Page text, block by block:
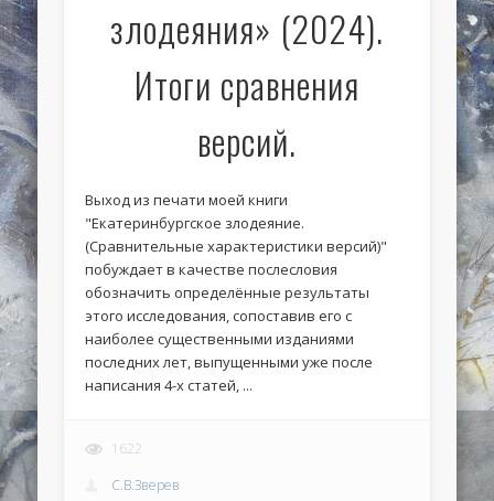
злодеяния» (2024).
Итоги сравнения
версий.
Выход из печати моей книги
"Екатеринбургское злодеяние.
(Сравнительные характеристики версий)"
побуждает в качестве послесловия
обозначить определённые результаты
этого исследования, сопоставив его с
наиболее существенными изданиями
последних лет, выпущенными уже после
написания 4-х статей, ...
1622
С.В.Зверев